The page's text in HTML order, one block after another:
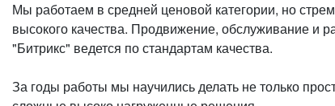
Мы работаем в средней ценовой категории, но
высокого качества. Продвижение, обслуживание и
"Битрикс" ведется по стандартам качества.
За годы работы мы научились делать не только